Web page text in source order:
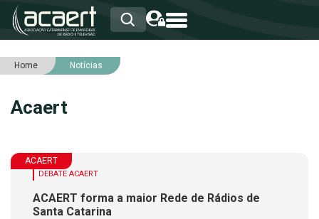
HOME
ASSOCIADOS
NOTÍCIAS
SERVIÇOS
Home Notícias
Acaert
ACAERT
DEBATE ACAERT
ACAERT forma a maior Rede de Rádios de
Santa Catarina